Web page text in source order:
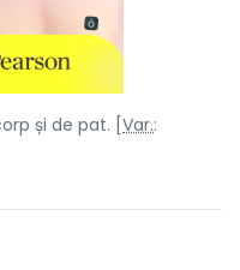
și de pat. [ Var.: